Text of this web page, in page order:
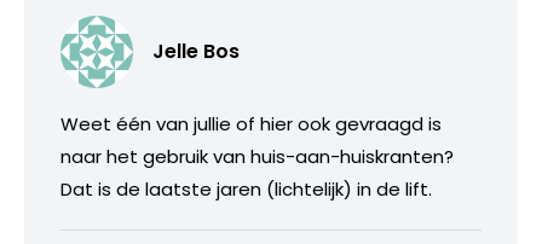
Jelle Bos
Weet één van jullie of hier ook gevraagd is
naar het gebruik van huis-aan-huiskranten?
Dat is de laatste jaren (lichtelijk) in de lift.